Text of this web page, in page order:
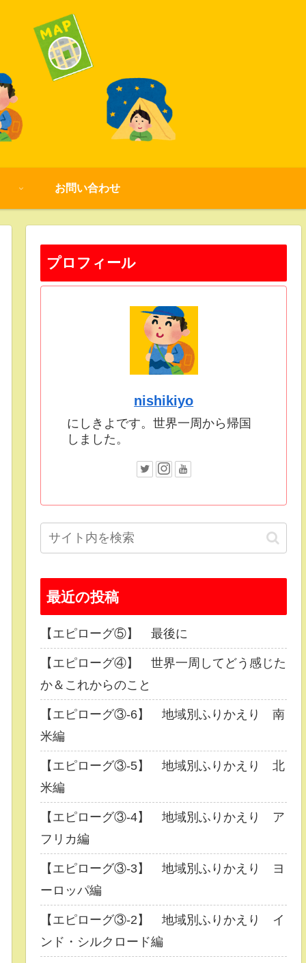
お問い合わせ
プロフィール
nishikiyo
にしきよです。世界一周から帰国
しました。
最近の投稿
【エピローグ⑤】 最後に
【エピローグ④】 世界一周してどう感じた
か＆これからのこと
【エピローグ③-6】 地域別ふりかえり 南
米編
【エピローグ③-5】 地域別ふりかえり 北
米編
【エピローグ③-4】 地域別ふりかえり ア
フリカ編
【エピローグ③-3】 地域別ふりかえり ヨ
ーロッパ編
【エピローグ③-2】 地域別ふりかえり イ
ンド・シルクロード編